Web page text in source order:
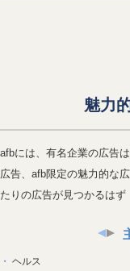
魅力
afbには、有名企業の広告
広告、afb限定の魅力的な
たりの広告が見つかるはず
ヘルス